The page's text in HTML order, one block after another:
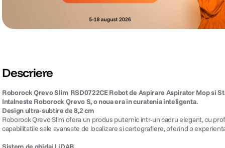
Descriere
Roborock Qrevo Slim RSD0722CE Robot de Aspirare Aspirator Mop si
Intalneste Roborock Qrevo S, o noua era in curatenia inteligenta.
Design ultra-subtire de 8,2 cm
Roborock Qrevo Slim ofera un produs puternic intr-un cadru elegant, cu
capabilitatile sale avansate de localizare si cartografiere, oferind o